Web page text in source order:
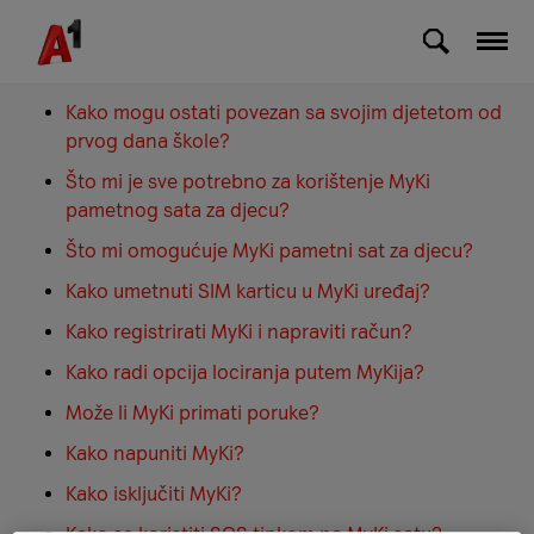
Skip to Main Content
Dijete mi kreće u školu
Kako mogu ostati povezan sa svojim djetetom od
prvog dana škole?
Što mi je sve potrebno za korištenje MyKi
pametnog sata za djecu?
Što mi omogućuje MyKi pametni sat za djecu?
Kako umetnuti SIM karticu u MyKi uređaj?
Kako registrirati MyKi i napraviti račun?
Kako radi opcija lociranja putem MyKija?
Može li MyKi primati poruke?
Kako napuniti MyKi?
Kako isključiti MyKi?